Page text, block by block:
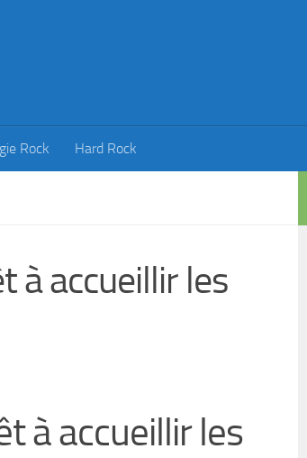
Rock Hard Rock
à accueillir les
à accueillir les